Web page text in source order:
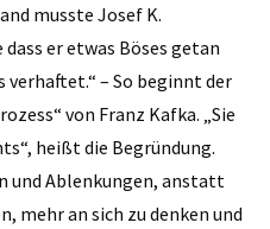
musste Josef K.
er etwas Böses getan
verhaftet.“ – So beginnt der
von Franz Kafka. „Sie
heißt die Begründung.
und Ablenkungen, anstatt
mehr an sich zu denken und